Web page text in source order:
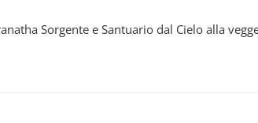
Sorgente e Santuario dal Cielo alla